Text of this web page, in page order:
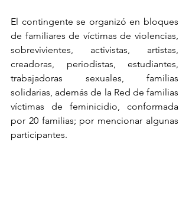
El contingente se organizó en bloques
de familiares de víctimas de violencias,
sobrevivientes, activistas, artistas,
creadoras, periodistas, estudiantes,
trabajadoras sexuales, familias
solidarias, además de la Red de familias
víctimas de feminicidio, conformada
por 20 familias; por mencionar algunas
participantes.